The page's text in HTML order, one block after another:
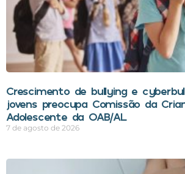
Crescimento de bullying e
jovens preocupa Comissão da
Adolescente da OAB/AL
7 de agosto de 2026